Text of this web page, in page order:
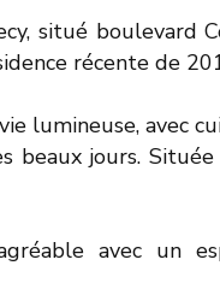
situé boulevard
récente de
lumineuse, avec
beaux jours.
avec un